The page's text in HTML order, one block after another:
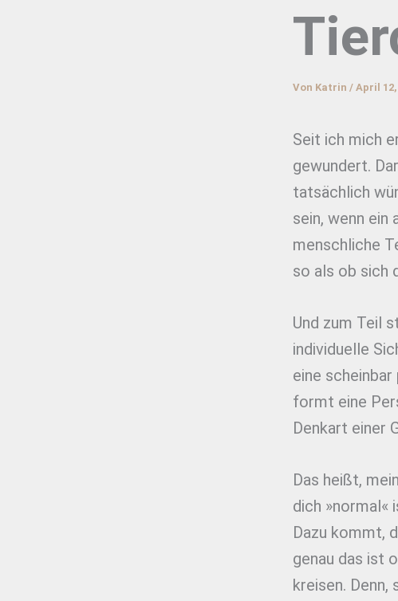
Von Katrin / April 12,
Seit ich mich
gewundert.
tatsächlich
sein, wenn ein
menschliche
so als ob sich
Und zum Teil
individuelle
eine
formt eine
Denkart einer
Das heißt,
dich »normal«
Dazu kommt,
genau das ist
kreisen. Denn,